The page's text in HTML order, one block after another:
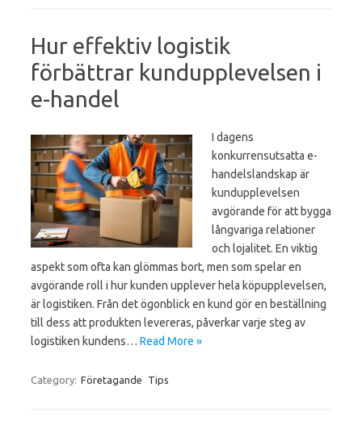
Hur effektiv logistik
förbättrar kundupplevelsen i
e-handel
I dagens
konkurrensutsatta e-
handelslandskap är
kundupplevelsen
avgörande för att bygga
långvariga relationer
och lojalitet. En viktig
aspekt som ofta kan glömmas bort, men som spelar en
avgörande roll i hur kunden upplever hela köpupplevelsen,
är logistiken. Från det ögonblick en kund gör en beställning
till dess att produkten levereras, påverkar varje steg av
logistiken kundens… Read More »
Category: Företagande Tips